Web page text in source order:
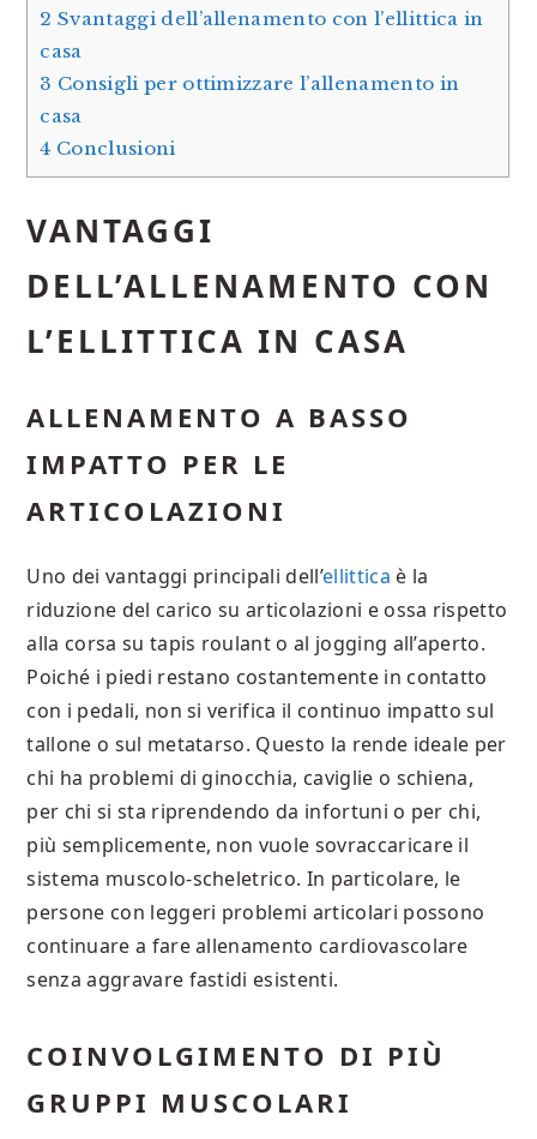
2 Svantaggi dell’allenamento con l’ellittica in
casa
3 Consigli per ottimizzare l’allenamento in
casa
4 Conclusioni
VANTAGGI
DELL’ALLENAMENTO CON
L’ELLITTICA IN CASA
ALLENAMENTO A BASSO
IMPATTO PER LE
ARTICOLAZIONI
Uno dei vantaggi principali dell’ellittica è la
riduzione del carico su articolazioni e ossa rispetto
alla corsa su tapis roulant o al jogging all’aperto.
Poiché i piedi restano costantemente in contatto
con i pedali, non si verifica il continuo impatto sul
tallone o sul metatarso. Questo la rende ideale per
chi ha problemi di ginocchia, caviglie o schiena,
per chi si sta riprendendo da infortuni o per chi,
più semplicemente, non vuole sovraccaricare il
sistema muscolo‐scheletrico. In particolare, le
persone con leggeri problemi articolari possono
continuare a fare allenamento cardiovascolare
senza aggravare fastidi esistenti.
COINVOLGIMENTO DI PIÙ
GRUPPI MUSCOLARI